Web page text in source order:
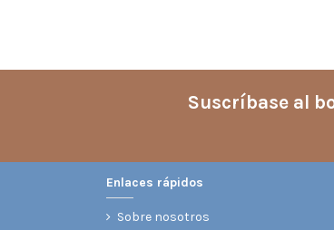
Suscríbase al
Enlaces rápidos
Sobre nosotros